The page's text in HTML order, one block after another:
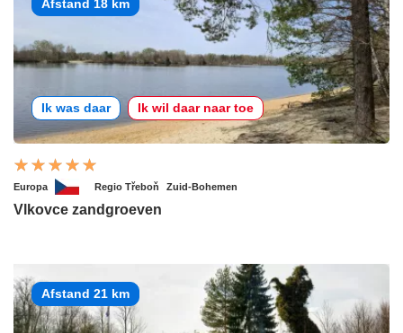
Afstand 18 km
Ik was daar Ik wil daar naar toe
Europa Regio Třeboň Zuid-Bohemen
Vlkovce zandgroeven
Afstand 21 km